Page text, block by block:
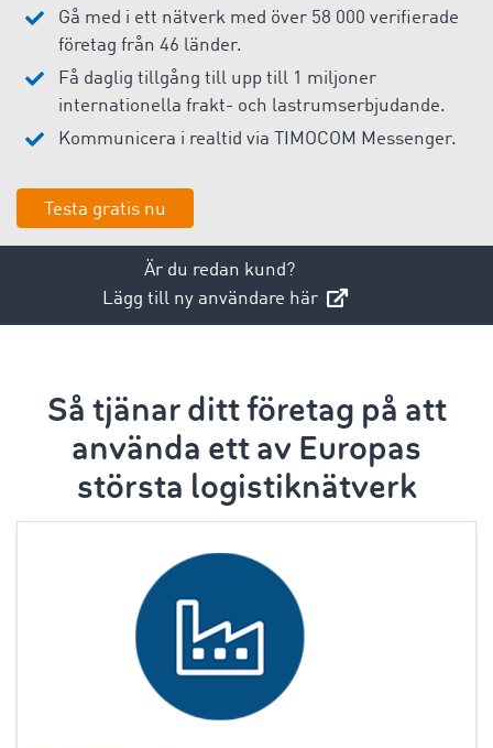
Gå med i ett nätverk med över 58 000 verifierade
företag från 46 länder.
Få daglig tillgång till upp till 1 miljoner
internationella frakt- och lastrumserbjudande.
Kommunicera i realtid via TIMOCOM Messenger.
Testa gratis nu
Är du redan kund?
Lägg till ny användare här
Så tjänar ditt företag på att
använda ett av Europas
största logistiknätverk